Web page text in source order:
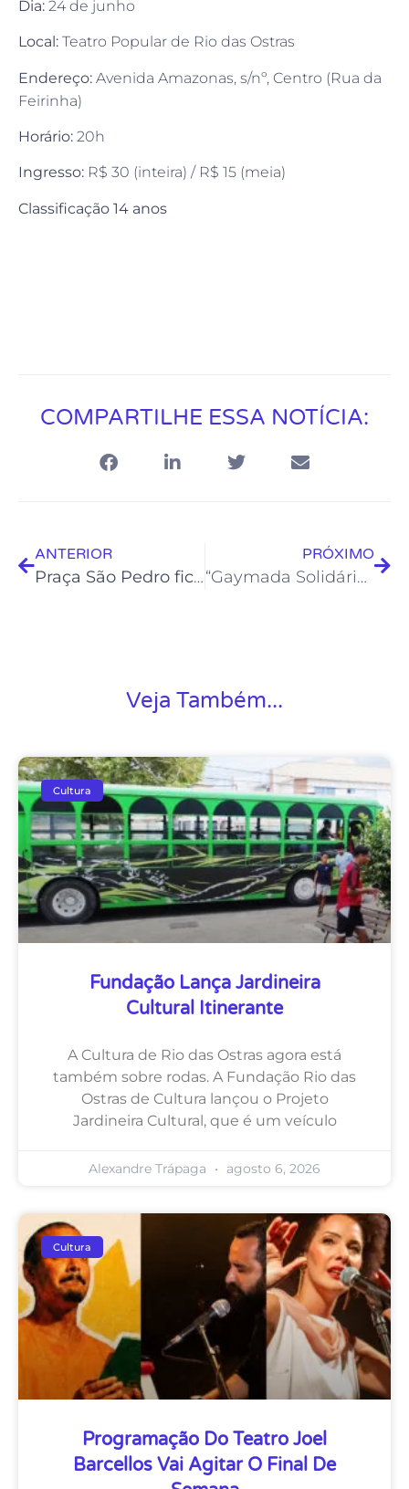
Dia: 24 de junho
Local: Teatro Popular de Rio das Ostras
Endereço: Avenida Amazonas, s/nº, Centro (Rua da
Feirinha)
Horário: 20h
Ingresso: R$ 30 (inteira) / R$ 15 (meia)
Classificação 14 anos
COMPARTILHE ESSA NOTÍCIA:
ANTERIOR
Praça São Pedro ficará movimentada no final de semana com as atrações do Edital Ocupa Concha
PRÓXIMO
“Gaymada Solidária” vai comemorar o mês do orgulho LGBTQIAP+ em Rio das Ostras
Veja Também...
Cultura
Fundação Lança Jardineira
Cultural Itinerante
A Cultura de Rio das Ostras agora está
também sobre rodas. A Fundação Rio das
Ostras de Cultura lançou o Projeto
Jardineira Cultural, que é um veículo
Alexandre Trápaga agosto 6, 2026
Cultura
Programação Do Teatro Joel
Barcellos Vai Agitar O Final De